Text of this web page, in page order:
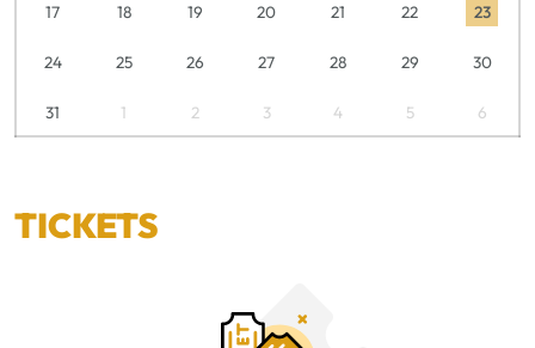
17 18 19 20 21 22 23
24 25 26 27 28 29 30
31 1 2 3 4 5 6
TICKETS